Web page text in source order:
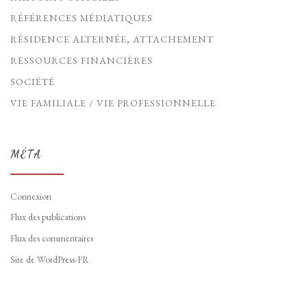
RÉFÉRENCES MÉDIATIQUES
RÉSIDENCE ALTERNÉE, ATTACHEMENT
RESSOURCES FINANCIÈRES
SOCIÉTÉ
VIE FAMILIALE / VIE PROFESSIONNELLE
MÉTA
Connexion
Flux des publications
Flux des commentaires
Site de WordPress-FR